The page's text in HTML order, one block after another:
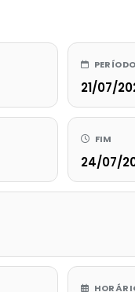
21/07/
FIM
24/07/